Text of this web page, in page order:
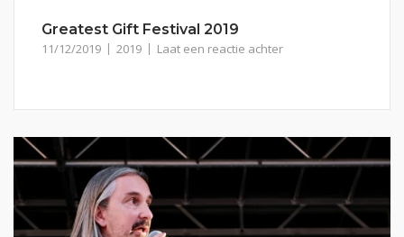
Greatest Gift Festival 2019
11/12/2019 2019 Laat een reactie achter